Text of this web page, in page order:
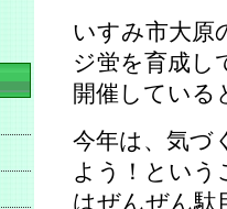
いすみ市大原
ジ蛍を育成し
開催している
今年は、気づ
よう！という
はぜんぜん駄